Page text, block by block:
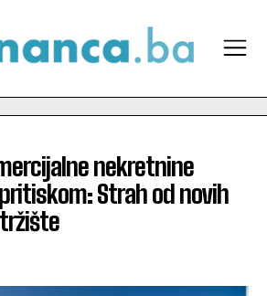
nekretnine
Strah od novih